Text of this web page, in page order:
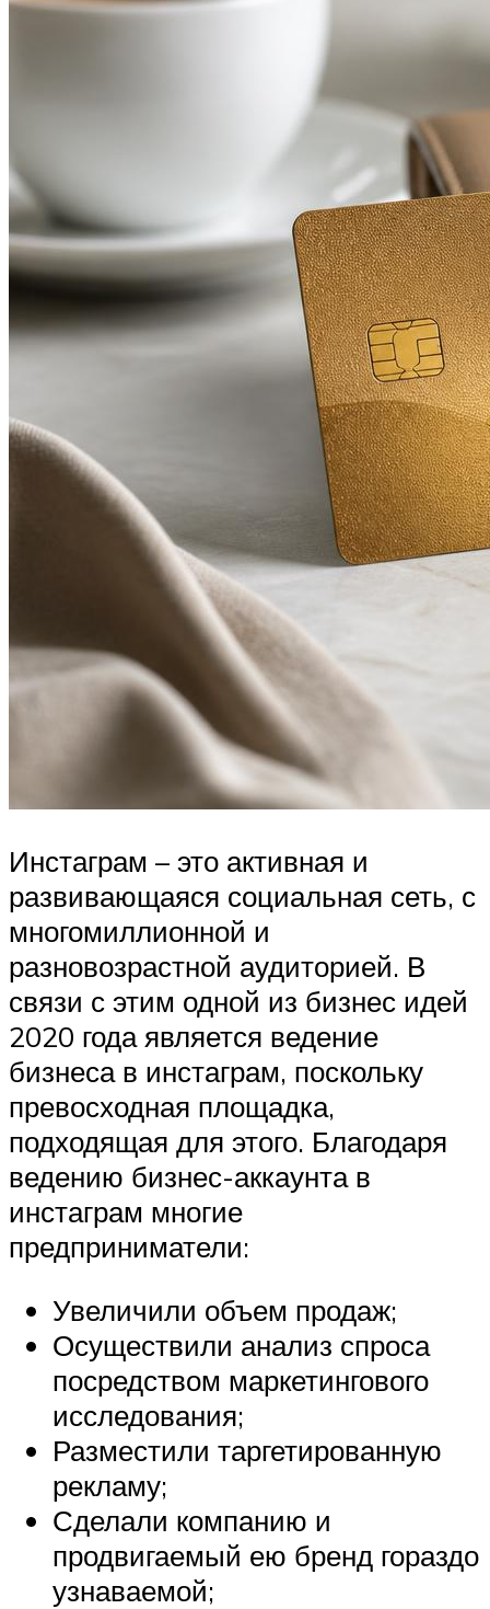
Инстаграм – это активная и
развивающаяся социальная сеть, с
многомиллионной и
разновозрастной аудиторией. В
связи с этим одной из бизнес идей
2020 года является ведение
бизнеса в инстаграм, поскольку
превосходная площадка,
подходящая для этого. Благодаря
ведению бизнес-аккаунта в
инстаграм многие
предприниматели:
Увеличили объем продаж;
Осуществили анализ спроса
посредством маркетингового
исследования;
Разместили таргетированную
рекламу;
Сделали компанию и
продвигаемый ею бренд гораздо
узнаваемой;